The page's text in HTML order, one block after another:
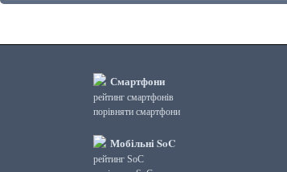
Смартфони
рейтинг смартфонів
порівняти смартфони
Мобільні SoC
рейтинг SoC